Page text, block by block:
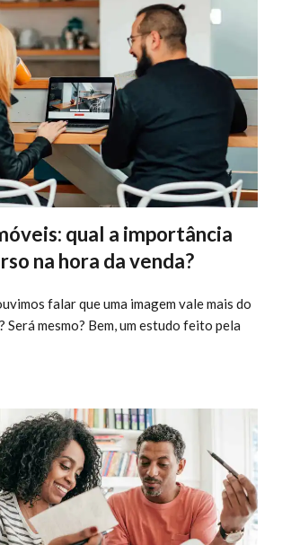
qual a importância
na hora da venda?
falar que uma imagem vale mais do
Será mesmo? Bem, um estudo feito pela